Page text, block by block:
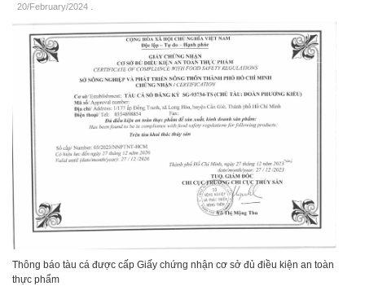
20/February/2024
Thông báo tàu cá được cấp Giấy chứng nhận cơ sở đủ điều kiện an toàn
thực phẩm